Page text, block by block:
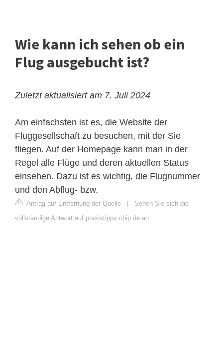
Wie kann ich sehen ob ein
Flug ausgebucht ist?
Zuletzt aktualisiert am 7. Juli 2024
Am einfachsten ist es, die Website der
Fluggesellschaft zu besuchen, mit der Sie
fliegen. Auf der Homepage kann man in der
Regel alle Flüge und deren aktuellen Status
einsehen. Dazu ist es wichtig, die Flugnummer
und den Abflug- bzw.
Antrag auf Entfernung der Quelle
Sehen Sie sich die
vollständige Antwort auf praxistipps.chip.de an